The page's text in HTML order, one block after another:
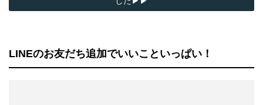
LINEのお友だち追加でいいこといっぱい！